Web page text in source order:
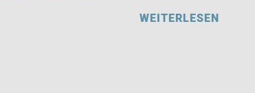
WEITERLESEN